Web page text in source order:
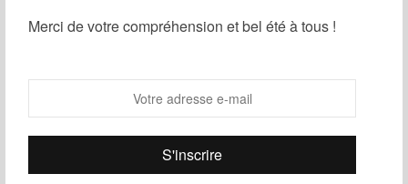
Merci de votre compréhension et bel été à tous !
Catégories :Femme,Pochette Femme